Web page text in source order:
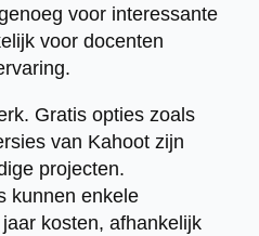
voor interessante
voor docenten
Gratis opties zoals
van Kahoot zijn
projecten.
kunnen enkele
kosten, afhankelijk